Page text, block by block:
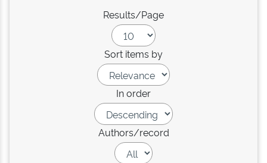
Results/Page
Sort items by
In order
Authors/record